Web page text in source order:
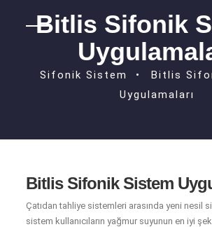
Bitlis Sifonik
Sifonik Sistem
Bitlis
Uygulamaları
Bitlis Sifonik Sistem
Çatıdan tahliye sistemleri arasında yeni nesil
sistem kullanıcıların yağmur suyunun en iyi